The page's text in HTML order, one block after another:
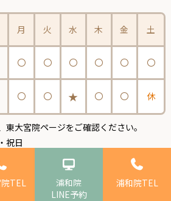
TEL
浦和院
LINE予約
浦和院TEL
月 火 水 木 金 土
〇 〇 〇 〇 〇 〇
〇 〇 ★ 〇 〇 休
東大宮院ページをご確認ください。
祝日
17時